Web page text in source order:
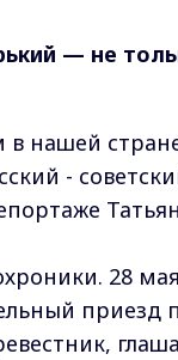
— не
в нашей
-
28
приезд